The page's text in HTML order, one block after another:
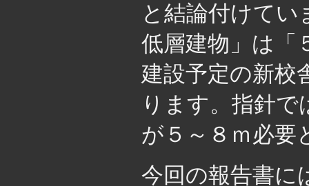
と結論付けてい
低層建物」は「
建設予定の新校
ります。指針で
が５～８ｍ必要
今回の報告書に